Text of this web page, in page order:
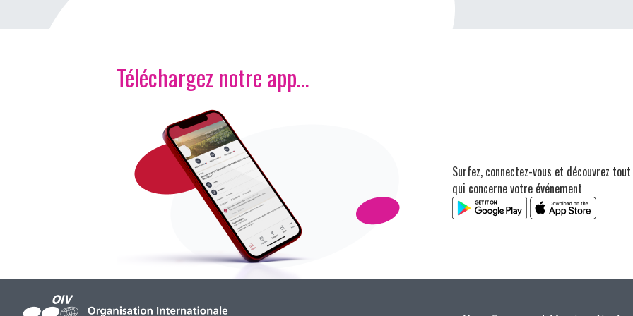
Téléchargez notre app…
Surfez, connectez-vous et découvrez
qui concerne votre événement